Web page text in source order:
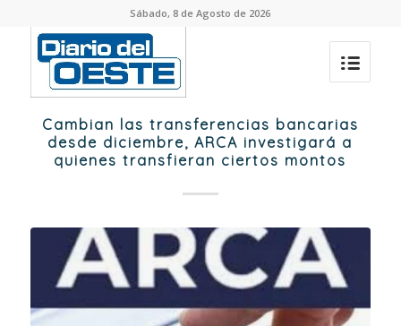
Sábado, 8 de Agosto de 2026
Cambian las transferencias bancarias
desde diciembre, ARCA investigará a
quienes transfieran ciertos montos